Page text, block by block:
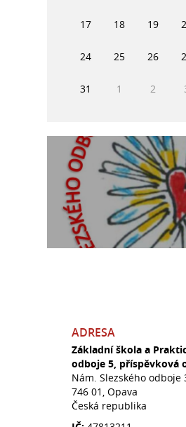
17 18 19
24 25 26
31 1 2
ADRESA
Základní škola a
odboje 5, příspěvková
Nám. Slezského odboje
746 01, Opava
Česká republika